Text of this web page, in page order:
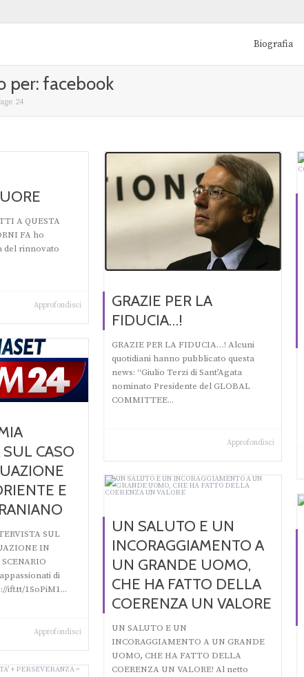
Biografia
per: facebook
24
A QUESTA
FA ho
del rinnovato
Approfondisci
GRAZIE PER LA
FIDUCIA…!
GRAZIE PER LA FIDUCIA…! Alcuni
quotidiani hanno pubblicato questa
news: “Giulio Terzi di Sant’Agata
nominato Presidente del GLOBAL
COMMITTEE...
Approfondisci
CASO
E
SUL
IN
di
ift.tt/1SoPiM1...
Approfondisci
UN SALUTO E UN
INCORAGGIAMENTO A
UN GRANDE UOMO,
CHE HA FATTO DELLA
COERENZA UN VALORE
UN SALUTO E UN
INCORAGGIAMENTO A UN GRANDE
UOMO, CHE HA FATTO DELLA
COERENZA UN VALORE! Al netto